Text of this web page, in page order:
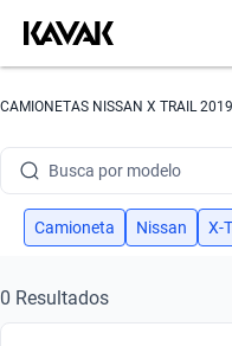
CAMIONETAS NISSAN X TRAIL
Busca por modelo
Busca por versión
Busca por marca
Camioneta Nissan X-
0 Resultados